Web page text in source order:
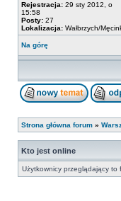
Rejestracja: 29 sty 2012, o
15:58
Posty: 27
Lokalizacja: Wałbrzych/
Na górę
Strona główna forum »
Kto jest online
Użytkownicy przeglądający